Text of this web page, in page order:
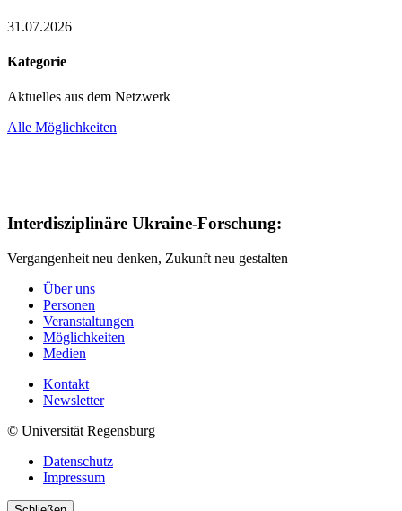
31.07.2026
Kategorie
Aktuelles aus dem Netzwerk
Alle Möglichkeiten
Interdisziplinäre Ukraine-Forschung:
Vergangenheit neu denken, Zukunft neu gestalten
Über uns
Personen
Veranstaltungen
Möglichkeiten
Medien
Kontakt
Newsletter
© Universität Regensburg
Datenschutz
Impressum